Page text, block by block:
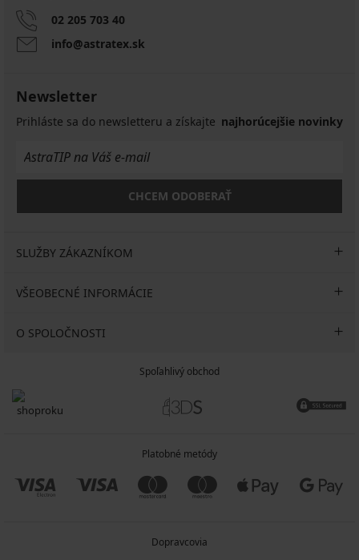
02 205 703 40
info@astratex.sk
Newsletter
Prihláste sa do newsletteru a získajte najhorúcejšie novinky
CHCEM ODOBERAŤ
SLUŽBY ZÁKAZNÍKOM
VŠEOBECNÉ INFORMÁCIE
O SPOLOČNOSTI
Spoľahlivý obchod
Platobné metódy
Dopravcovia